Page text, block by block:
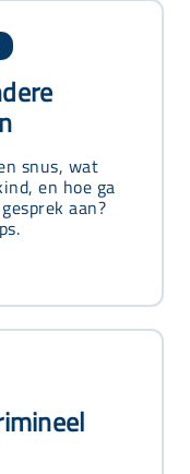
snus, wat
en hoe ga
aan?